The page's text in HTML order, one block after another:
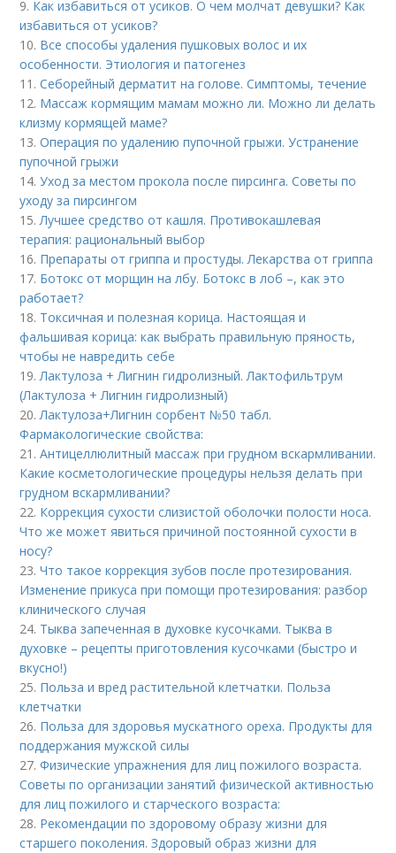
9. Как избавиться от усиков. О чем молчат девушки? Как
избавиться от усиков?
10. Все способы удаления пушковых волос и их
особенности. Этиология и патогенез
11.Себорейный дерматит на голове. Cимптомы, течение
12. Массаж кормящим мамам можно ли. Можно ли делать
клизму кормящей маме?
13.Операция по удалению пупочной грыжи. Устранение
пупочной грыжи
14.Уход за местом прокола после пирсинга. Советы по
уходу за пирсингом
15.Лучшее средство от кашля. Противокашлевая
терапия: рациональный выбор
16. Препараты от гриппа и простуды. Лекарства от гриппа
17. Ботокс от морщин на лбу. Ботокс в лоб –, как это
работает?
18. Токсичная и полезная корица. Настоящая и
фальшивая корица: как выбрать правильную пряность,
чтобы не навредить себе
19.Лактулоза + Лигнин гидролизный. Лактофильтрум
(Лактулоза + Лигнин гидролизный)
20.Лактулоза+Лигнин сорбент №50 табл.
Фармакологические свойства:
21.Антицеллюлитный массаж при грудном вскармливании.
Какие косметологические процедуры нельзя делать при
грудном вскармливании?
22. Коррекция сухости слизистой оболочки полости носа.
Что же может явиться причиной постоянной сухости в
носу?
23.Что такое коррекция зубов после протезирования.
Изменение прикуса при помощи протезирования: разбор
клинического случая
24. Тыква запеченная в духовке кусочками. Тыква в
духовке – рецепты приготовления кусочками (быстро и
вкусно!)
25. Польза и вред растительной клетчатки. Польза
клетчатки
26. Польза для здоровья мускатного ореха. Продукты для
поддержания мужской силы
27.Физические упражнения для лиц пожилого возраста.
Советы по организации занятий физической активностью
для лиц пожилого и старческого возраста:
28. Рекомендации по здоровому образу жизни для
старшего поколения. Здоровый образ жизни для